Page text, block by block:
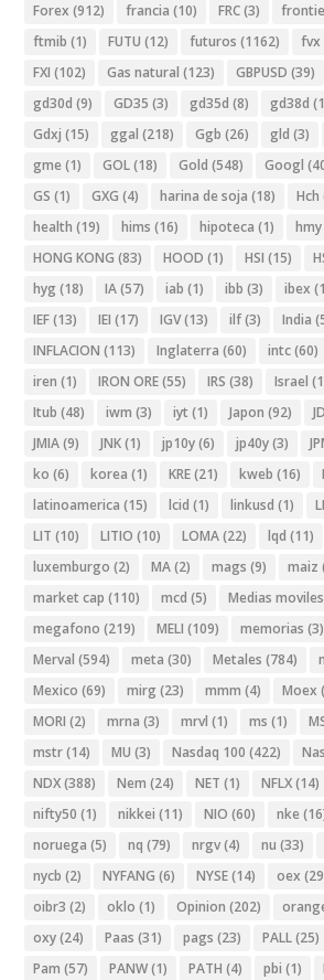
Forex (912) francia (10) FRC(3)
ftmib (1) FUTU (12) futuros (1162) fvx
FXI (102) Gas natural (123) GBPUSD (39)
gd30d (9) GD35 (3) gd35d (8) gd38d
Gdxj (15) ggal (218) Ggb (26) gld (3)
gme (1) GOL(18) Gold (548) Googl
GS (1) GXG (4) harina de soja (18) Hch
health (19) hims (16) hipoteca (1) hmy
HONG KONG (83) HOOD (1) HSI (15)
hyg (18) IA(57) iab (1) ibb (3) ibex
IEF(13) IEI (17) IGV(13) ilf(3) India
INFLACION (113) Inglaterra (60) intc(60)
iren (1) IRON ORE(55) IRS (38) Israel
Itub (48) iwm (3) iyt (1) Japon (92) JD
JMIA(9) JNK(1) jp10y(6) jp40y(3)
ko (6) korea (1) KRE(21) kweb (16)
latinoamerica (15) lcid (1) linkusd (1)
LIT (10) LITIO (10) LOMA(22) lqd (11)
luxemburgo (2) MA(2) mags (9) maiz
market cap (110) mcd (5) Medias moviles
megafono (219) MELI (109) memorias (3)
Merval (594) meta (30) Metales (784)
Mexico (69) mirg (23) mmm (4) Moex
MORI (2) mrna (3) mrvl (1) ms (1)
mstr(14) MU (3) Nasdaq 100 (422)
NDX(388) Nem (24) NET (1) NFLX(14)
nifty50 (1) nikkei (11) NIO (60) nke
noruega (5) nq (79) nrgv(4) nu (33)
nycb (2) NYFANG (6) NYSE(14) oex
oibr3 (2) oklo (1) Opinion (202)
oxy(24) Paas (31) pags (23) PALL(25)
Pam (57) PANW(1) PATH (4) pbi (1)